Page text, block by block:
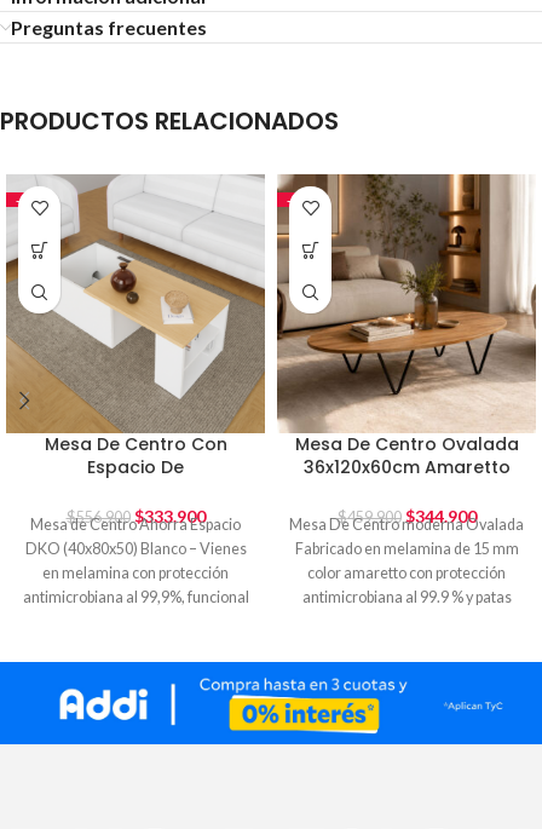
Preguntas frecuentes
PRODUCTOS RELACIONADOS
-40%
Mesa De Centro Con
Espacio De
$556.900 $333.900
Mesa de Centro Ahorra Espacio
DKO (40x80x50) Blanco – Vienes
en melamina con protección
antimicrobiana al 99,9%, funcional
-25%
Mesa De Centro Ovalada
36x120x60cm Amaretto
$459.900 $344.900
Mesa De Centro moderna Ovalada
Fabricado en melamina de 15 mm
color amaretto con protección
antimicrobiana al 99.9 % y patas